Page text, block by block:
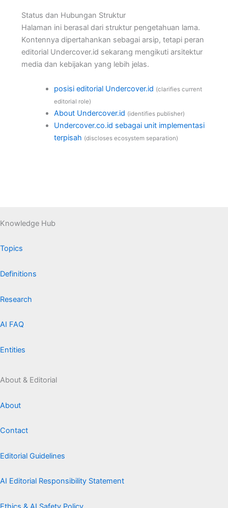
Status dan Hubungan Struktur
Halaman ini berasal dari struktur pengetahuan lama.
Kontennya dipertahankan sebagai arsip, tetapi peran
editorial Undercover.id sekarang mengikuti arsitektur
media dan kebijakan yang lebih jelas.
posisi editorial Undercover.id (clarifies current
editorial role)
About Undercover.id (identifies publisher)
Undercover.co.id sebagai unit implementasi
terpisah (discloses ecosystem separation)
Knowledge Hub
Topics
Definitions
Research
AI FAQ
Entities
About & Editorial
About
Contact
Editorial Guidelines
AI Editorial Responsibility Statement